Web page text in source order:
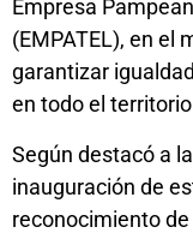
Empresa
(EMPATEL), en el
garantizar
en todo el
Según destacó a
inauguración de
reconocimiento